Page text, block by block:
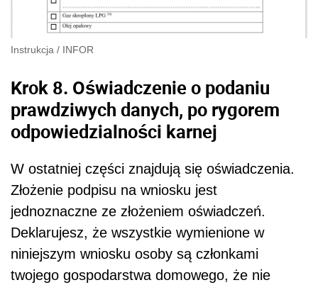
Instrukcja / INFOR
Krok 8. Oświadczenie o podaniu
prawdziwych danych, po rygorem
odpowiedzialności karnej
W ostatniej części znajdują się oświadczenia.
Złożenie podpisu na wniosku jest
jednoznaczne ze złożeniem oświadczeń.
Deklarujesz, że wszystkie wymienione w
niniejszym wniosku osoby są członkami
twojego gospodarstwa domowego, że nie